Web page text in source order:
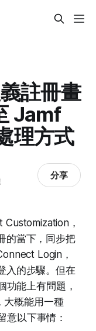
註冊畫
Jamf
理方式
分享
，
的當下，同步把
Login，
入的步驟。但在
功能上有問題，
概能用一種
以下事情：